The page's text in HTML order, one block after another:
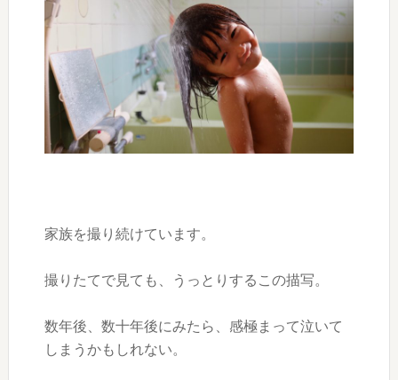
家族を撮り続けています。
撮りたてで見ても、うっとりするこの描写。
数年後、数十年後にみたら、感極まって泣いて
しまうかもしれない。